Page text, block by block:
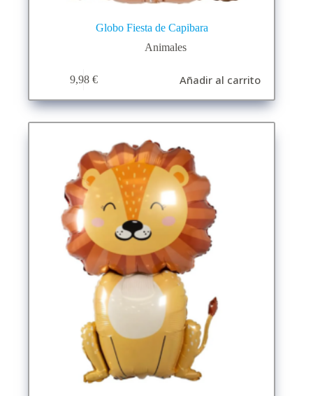
Globo Fiesta de Capibara
Animales
9,98 € Añadir al carrito